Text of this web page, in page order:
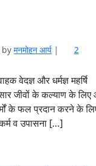
byमनमोहन आर्य |
2
वेदज्ञ और धर्मज्ञ महर्षि
जीवों के कल्याण के
के फल प्रदान करने के
व उपासना […]